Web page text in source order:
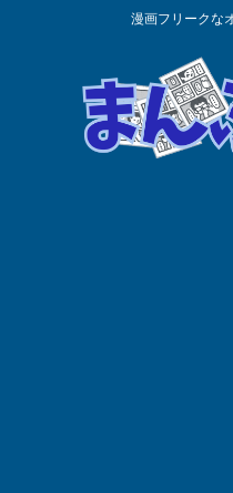
漫画フリークな